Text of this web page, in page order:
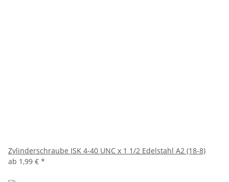
Zylinderschraube ISK 4-40 UNC x 1 1/2 Edelstahl A2 (18-8)
ab 1,99 € *